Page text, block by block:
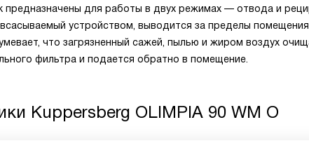
предназначены для работы в двух режимах — отвода и
устройством, выводится за пределы помещения
что загрязненный сажей, пылью и жиром воздух
фильтра и подается обратно в помещение.
Kuppersberg OLIMPIA 90 WM O